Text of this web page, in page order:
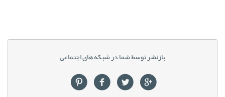
بازنشر توسط شما در شبکه های اجتماعی